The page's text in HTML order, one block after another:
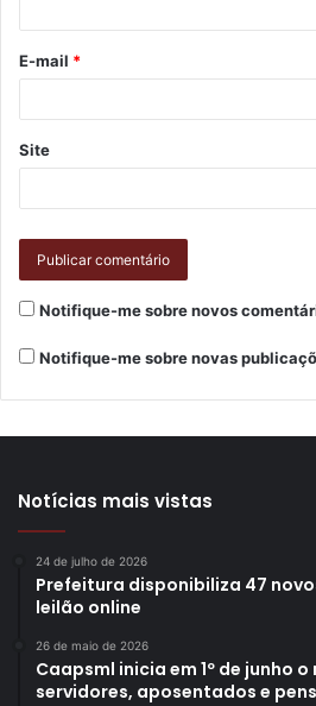
E-mail *
Site
Notifique-me sobre novos
Notifique-me sobre novas
Notícias mais vistas
24 de julho de 2026
Prefeitura disponibiliza 47
leilão online
26 de maio de 2026
Caapsml inicia em 1º de junho
servidores, aposentados e